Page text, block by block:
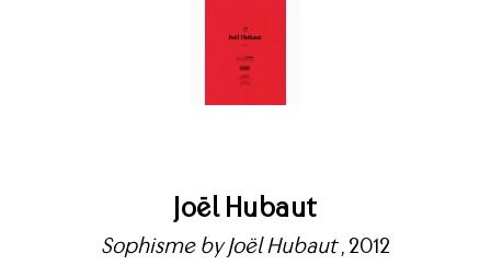
Joël Hubaut
Sophisme by Joël Hubaut, 2012